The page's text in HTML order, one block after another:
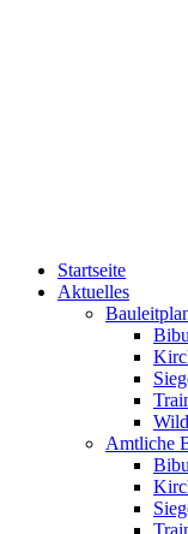
Startseite
Aktuelles
Amtliche